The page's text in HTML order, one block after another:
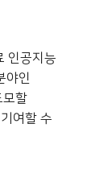
인공지능
야인
할
여할 수